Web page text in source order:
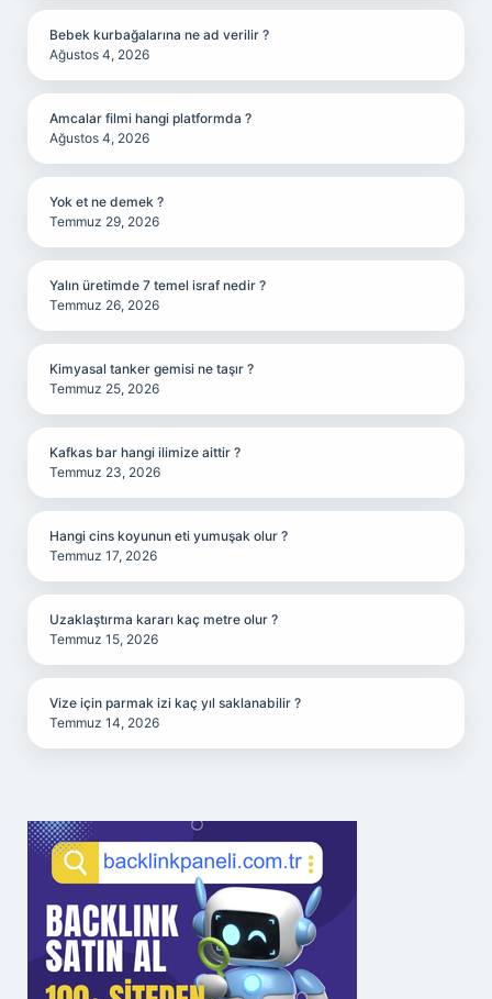
Bebek kurbağalarına ne ad verilir ?
Ağustos 4, 2026
Amcalar filmi hangi platformda ?
Ağustos 4, 2026
Yok et ne demek ?
Temmuz 29, 2026
Yalın üretimde 7 temel israf nedir ?
Temmuz 26, 2026
Kimyasal tanker gemisi ne taşır ?
Temmuz 25, 2026
Kafkas bar hangi ilimize aittir ?
Temmuz 23, 2026
Hangi cins koyunun eti yumuşak olur ?
Temmuz 17, 2026
Uzaklaştırma kararı kaç metre olur ?
Temmuz 15, 2026
Vize için parmak izi kaç yıl saklanabilir ?
Temmuz 14, 2026